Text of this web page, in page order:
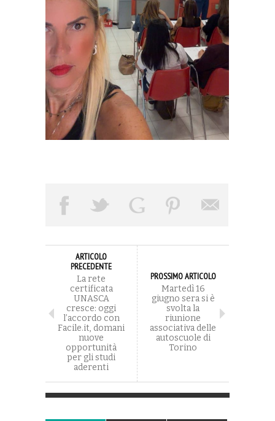
ARTICOLO
PRECEDENTE
La rete
certificata
UNASCA
cresce: oggi
l’accordo con
Facile.it, domani
nuove
opportunità
per gli studi
aderenti
PROSSIMO ARTICOLO
Martedì 16
giugno sera si è
svolta la
riunione
associativa delle
autoscuole di
Torino